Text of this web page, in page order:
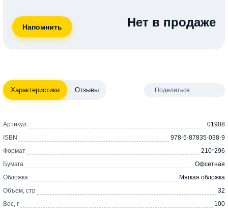
Нет в продаже
Характеристики Отзывы Поделиться
Артикул
01908
ISBN
978-5-87835-038-9
Формат
210*296
Бумага
Офсетная
Обложка
Мягкая обложка
Объем, стр
32
Вес, г
100